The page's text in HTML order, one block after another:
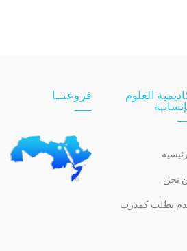
العلوم
نحن
بطلب كمدرب
فروعنــا